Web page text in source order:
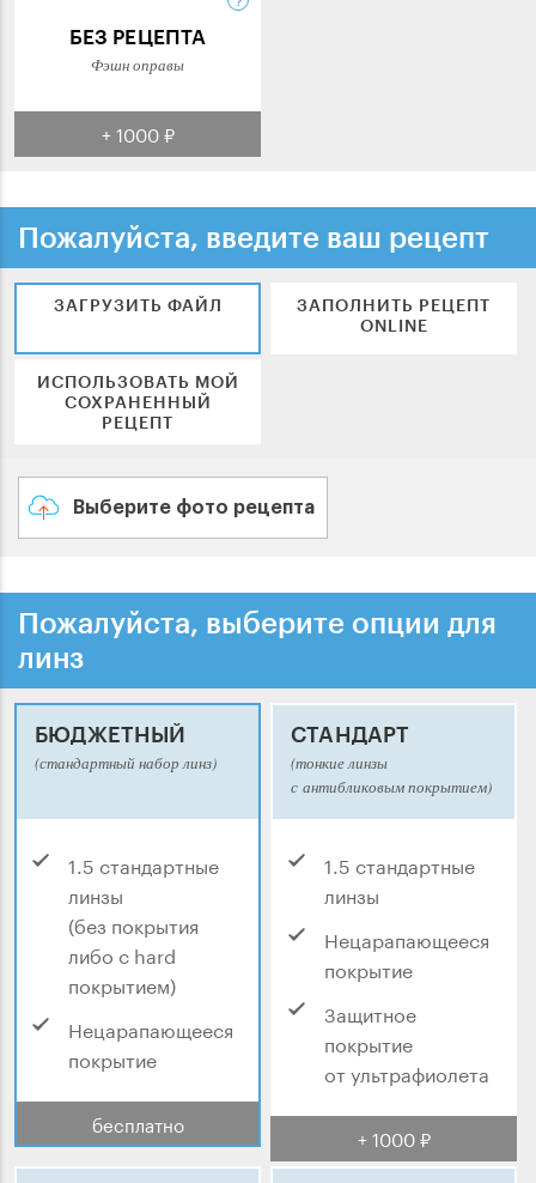
БЕЗ РЕЦЕПТА
Фэшн оправы
+ 1000 ₽
Пожалуйста, введите ваш рецепт
ЗАГРУЗИТЬ ФАЙЛ
ЗАПОЛНИТЬ РЕЦЕПТ
ONLINE
ИСПОЛЬЗОВАТЬ МОЙ
СОХРАНЕННЫЙ
РЕЦЕПТ
Выберите фото рецепта
Пожалуйста, выберите опции для
линз
БЮДЖЕТНЫЙ
(стандартный набор линз)
1.5 стандартные
линзы
(без покрытия
либо с hard
покрытием)
Нецарапающееся
покрытие
бесплатно
СТАНДАРТ
(тонкие линзы
с антибликовым покрытием)
1.5 стандартные
линзы
Нецарапающееся
покрытие
Защитное
покрытие
от ультрафиолета
+ 1000 ₽